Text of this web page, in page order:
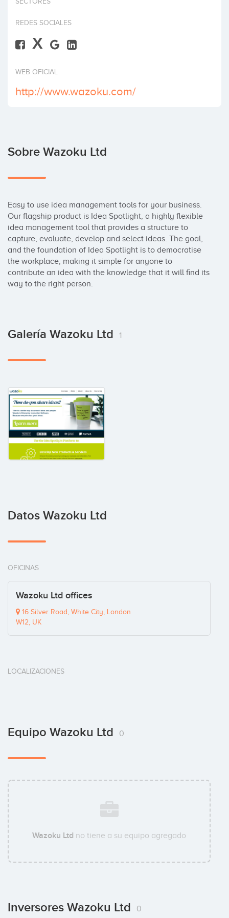
REDES SOCIALES
X
WEB OFICIAL
http://www.wazoku.com/
Sobre Wazoku Ltd
Easy to use idea management tools for your business.
Our flagship product is Idea Spotlight, a highly flexible
idea management tool that provides a structure to
capture, evaluate, develop and select ideas. The goal,
and the foundation of Idea Spotlight is to democratise
the workplace, making it simple for anyone to
contribute an idea with the knowledge that it will find its
way to the right person.
Galería Wazoku Ltd 1
Datos Wazoku Ltd
OFICINAS
Wazoku Ltd offices
16 Silver Road, White City, London
W12, UK
LOCALIZACIONES
Equipo Wazoku Ltd 0
Wazoku Ltd no tiene a su equipo agregado
Inversores Wazoku Ltd 0